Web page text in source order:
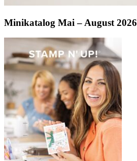
Minikatalog Mai – August 2026